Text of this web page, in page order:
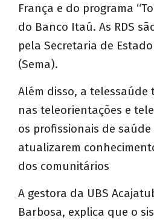
França e do programa
do Banco Itaú. As RDS
pela Secretaria de
(Sema).
Além disso, a telessaúde
nas teleorientações e
os profissionais de
atualizarem
dos comunitários
A gestora da UBS
Barbosa, explica que o